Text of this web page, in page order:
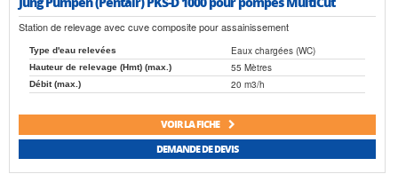
Station de relevage avec cuve composite pour assainissement
Type d'eau relevées Eaux chargées (WC)
Hauteur de relevage (Hmt) (max.) 55 Mètres
Débit (max.) 20 m3/h
VOIR LA FICHE
DEMANDE DE DEVIS